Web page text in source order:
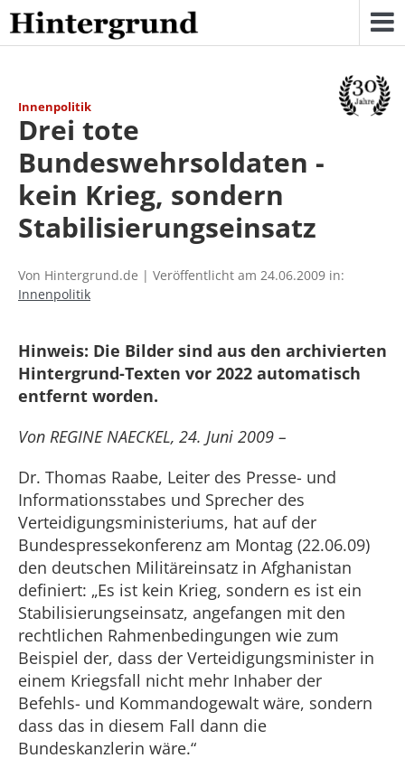
Skip
to
content
Innenpolitik
Drei tote
Bundeswehrsoldaten -
kein Krieg, sondern
Stabilisierungseinsatz
Von Hintergrund.de | Veröffentlicht am 24.06.2009 in:
Innenpolitik
Hinweis: Die Bilder sind aus den archivierten
Hintergrund-Texten vor 2022 automatisch
entfernt worden.
Von REGINE NAECKEL, 24. Juni 2009 –
Dr. Thomas Raabe, Leiter des Presse- und
Informationsstabes und Sprecher des
Verteidigungsministeriums, hat auf der
Bundespressekonferenz am Montag (22.06.09)
den deutschen Militäreinsatz in Afghanistan
definiert: „Es ist kein Krieg, sondern es ist ein
Stabilisierungseinsatz, angefangen mit den
rechtlichen Rahmenbedingungen wie zum
Beispiel der, dass der Verteidigungsminister in
einem Kriegsfall nicht mehr Inhaber der
Befehls- und Kommandogewalt wäre, sondern
dass das in diesem Fall dann die
Bundeskanzlerin wäre.“